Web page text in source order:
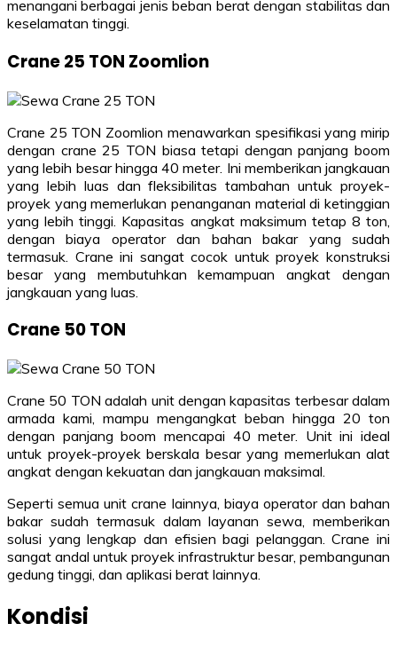
menangani berbagai jenis beban berat dengan stabilitas dan
keselamatan tinggi.
Crane 25 TON Zoomlion
Crane 25 TON Zoomlion menawarkan spesifikasi yang mirip
dengan crane 25 TON biasa tetapi dengan panjang boom
yang lebih besar hingga 40 meter. Ini memberikan jangkauan
yang lebih luas dan fleksibilitas tambahan untuk proyek-
proyek yang memerlukan penanganan material di ketinggian
yang lebih tinggi. Kapasitas angkat maksimum tetap 8 ton,
dengan biaya operator dan bahan bakar yang sudah
termasuk. Crane ini sangat cocok untuk proyek konstruksi
besar yang membutuhkan kemampuan angkat dengan
jangkauan yang luas.
Crane 50 TON
Crane 50 TON adalah unit dengan kapasitas terbesar dalam
armada kami, mampu mengangkat beban hingga 20 ton
dengan panjang boom mencapai 40 meter. Unit ini ideal
untuk proyek-proyek berskala besar yang memerlukan alat
angkat dengan kekuatan dan jangkauan maksimal.
Seperti semua unit crane lainnya, biaya operator dan bahan
bakar sudah termasuk dalam layanan sewa, memberikan
solusi yang lengkap dan efisien bagi pelanggan. Crane ini
sangat andal untuk proyek infrastruktur besar, pembangunan
gedung tinggi, dan aplikasi berat lainnya.
Kondisi